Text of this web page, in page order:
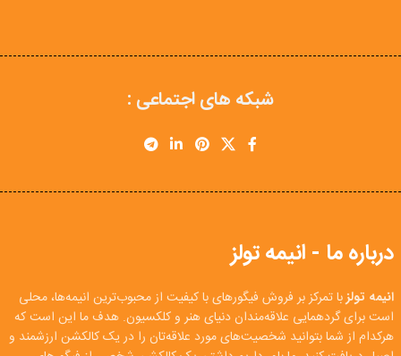
شبکه های اجتماعی :
درباره ما - انیمه تولز
انیمه تولزبا تمرکز بر فروش فیگورهای با کیفیت از محبوب‌ترین انیمه‌ها، محلی
است برای گردهمایی علاقه‌مندان دنیای هنر و کلکسیون. هدف ما این است که
هرکدام از شما بتوانید شخصیت‌های مورد علاقه‌تان را در یک کالکشن ارزشمند و